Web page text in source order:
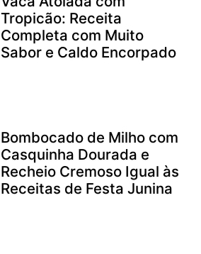
Tropicão: Receita
Completa com Muito
Sabor e Caldo Encorpado
Bombocado de Milho com
Casquinha Dourada e
Recheio Cremoso Igual às
Receitas de Festa Junina